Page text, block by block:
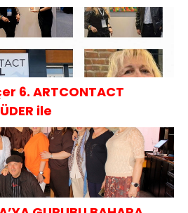
6. ARTCONTACT
ile